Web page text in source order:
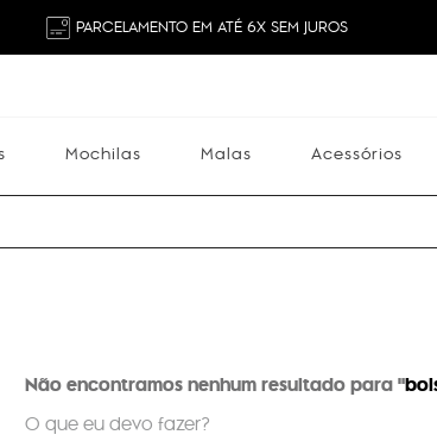
PARCELAMENTO EM ATÉ 6X SEM JUROS
Mochilas Malas Acessórios
Não encontramos nenhum resultado para "
O que eu devo fazer?